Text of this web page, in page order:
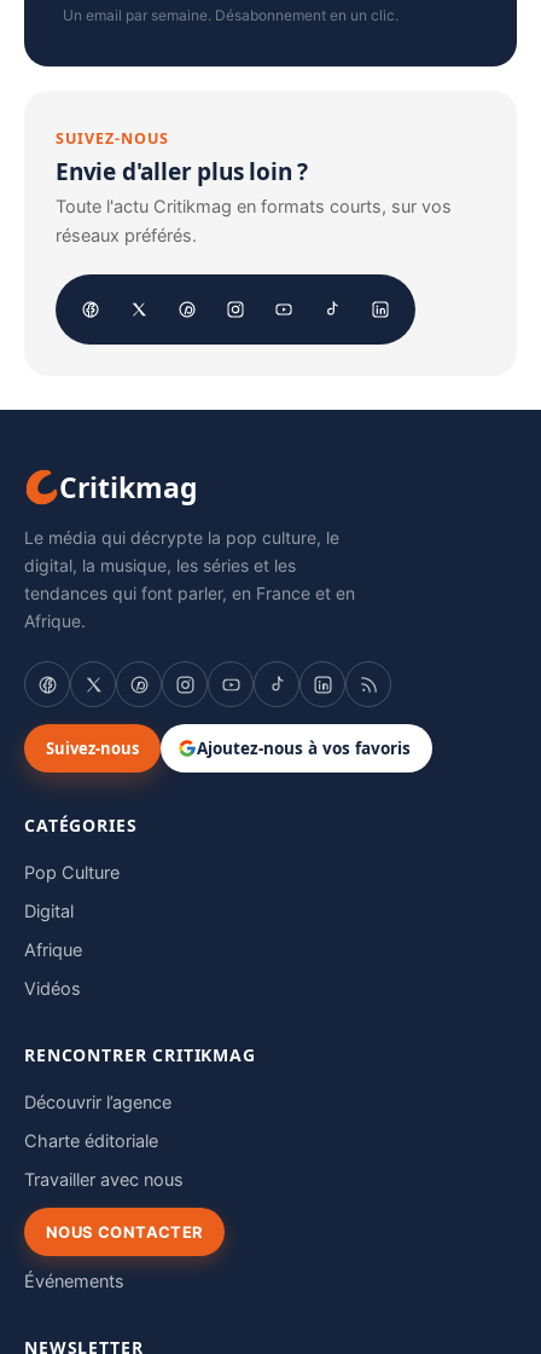
Un email par semaine. Désabonnement en un clic.
SUIVEZ-NOUS
Envie d'aller plus loin ?
Toute l'actu Critikmag en formats courts, sur vos
réseaux préférés.
Critikmag
Le média qui décrypte la pop culture, le
digital, la musique, les séries et les
tendances qui font parler, en France et en
Afrique.
Suivez-nous Ajoutez-nous à vos favoris
CATÉGORIES
Pop Culture
Digital
Afrique
Vidéos
RENCONTRER CRITIKMAG
Découvrir l’agence
Charte éditoriale
Travailler avec nous
NOUS CONTACTER
Événements
NEWSLETTER